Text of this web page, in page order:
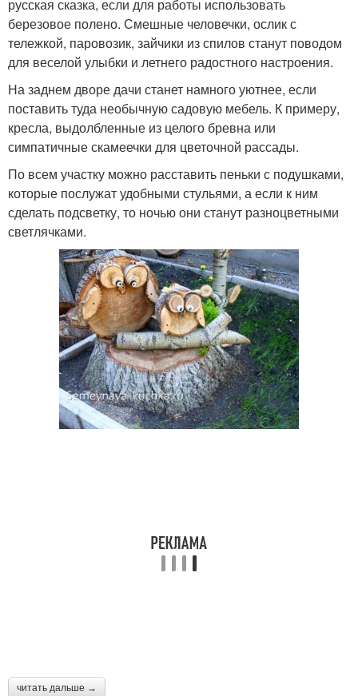
русская сказка, если для работы использовать
березовое полено. Смешные человечки, ослик с
тележкой, паровозик, зайчики из спилов станут поводом
для веселой улыбки и летнего радостного настроения.
На заднем дворе дачи станет намного уютнее, если
поставить туда необычную садовую мебель. К примеру,
кресла, выдолбленные из целого бревна или
симпатичные скамеечки для цветочной рассады.
По всем участку можно расставить пеньки с подушками,
которые послужат удобными стульями, а если к ним
сделать подсветку, то ночью они станут разноцветными
светлячками.
читать дальше →